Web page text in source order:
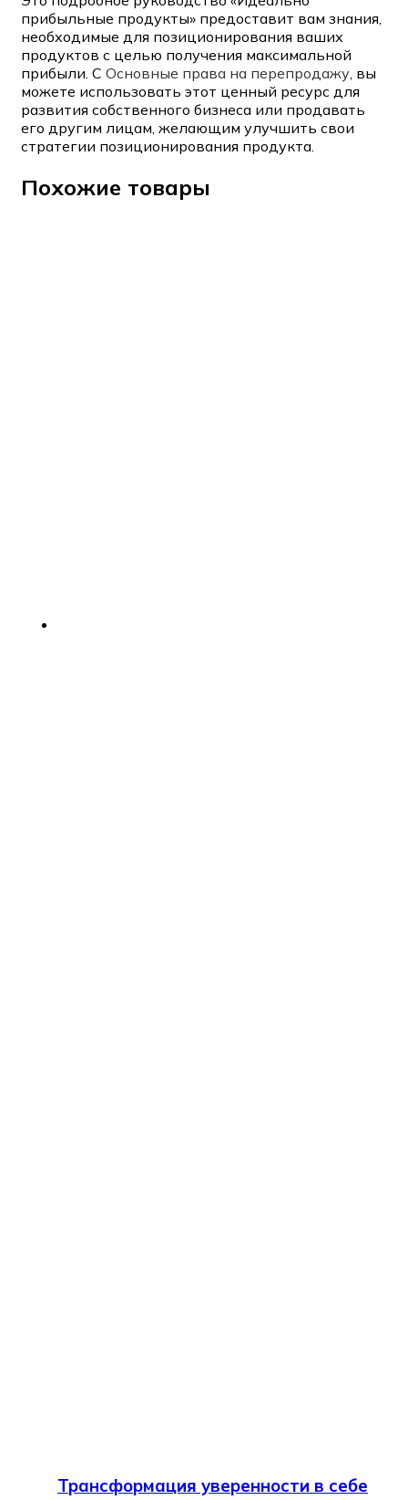
прибыльные продукты» предоставит вам знания,
необходимые для позиционирования ваших
продуктов с целью получения максимальной
прибыли. С Основные права на перепродажу , вы
можете использовать этот ценный ресурс для
развития собственного бизнеса или продавать
его другим лицам, желающим улучшить свои
стратегии позиционирования продукта.
Похожие товары
Трансформация уверенности в себе